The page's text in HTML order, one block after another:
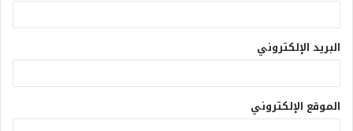
البريد الإلكتروني
الموقع الإلكتروني